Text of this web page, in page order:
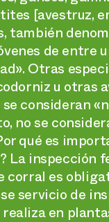
[avestruz,
también
de entre
Otras
u otras
consideran
no se
qué es
La inspección
corral es
servicio de
realiza en